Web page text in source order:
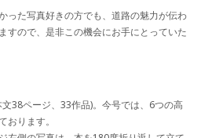
った写真好きの方でも、道路の魅力が伝わ
すので、是非この機会にお手にとっていた
38ページ、33作品)。今号では、6つの高
おります。